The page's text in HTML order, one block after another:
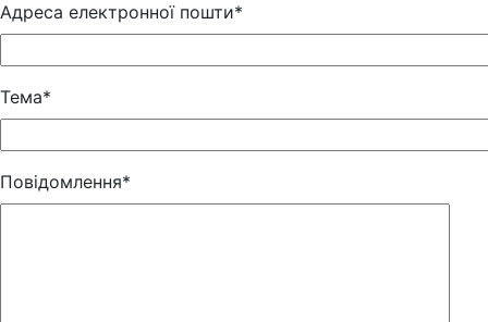
Адреса електронної пошти*
Тема*
Повідомлення*